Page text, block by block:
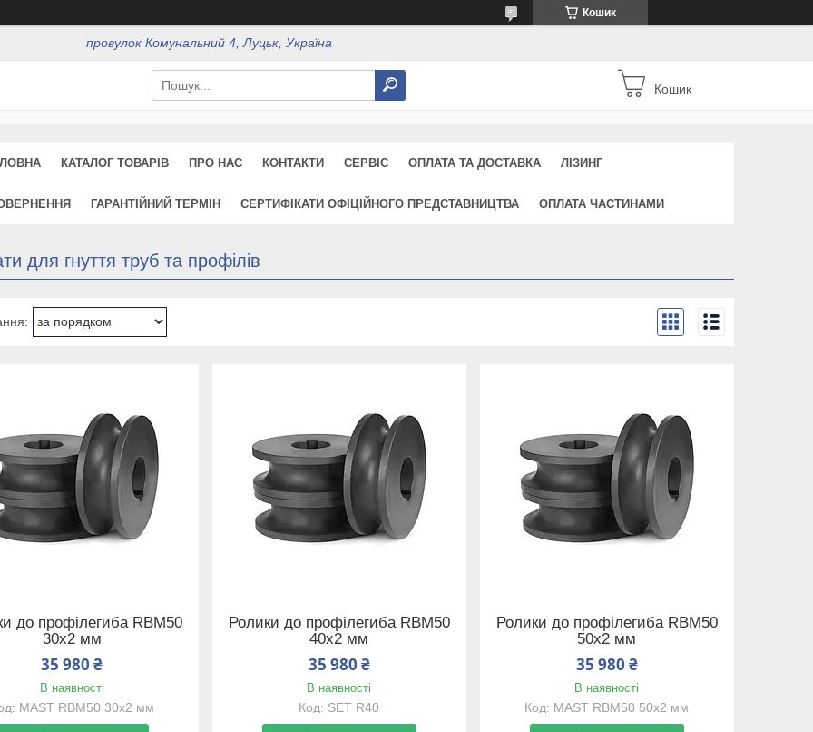
Кошик
провулок Комунальний 4, Луцьк, Україна
Кошик
КАТАЛОГ ТОВАРІВ ПРО НАС КОНТАКТИ СЕРВІС ОПЛАТА ТА ДОСТАВКА ЛІЗИНГ
ГАРАНТІЙНИЙ ТЕРМІН СЕРТИФІКАТИ ОФІЦІЙНОГО ПРЕДСТАВНИЦТВА ОПЛАТА ЧАСТИНАМИ
для гнуття труб та профілів
до профілегиба RBM50
30х2 мм
35 980 ₴
В наявності
MAST RBM50 30х2 мм
Ролики до профілегиба RBM50
40х2 мм
35 980 ₴
В наявності
SET R40
Ролики до профілегиба RBM50
50х2 мм
35 980 ₴
В наявності
MAST RBM50 50х2 мм